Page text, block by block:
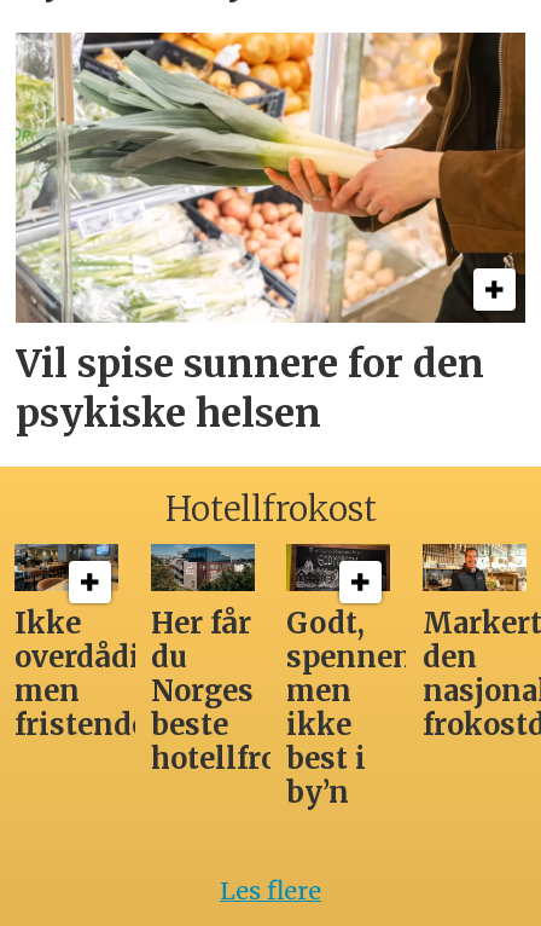
Vil spise sunnere for den
psykiske helsen
Hotellfrokost
Ikke
overdådig,
men
fristende
Her får
du
Norges
beste
hotellfrokost
Godt,
spennende,
men
ikke
best i
by’n
den
Les flere